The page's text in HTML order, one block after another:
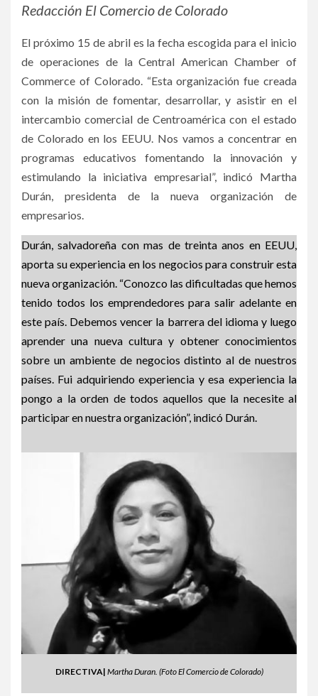
Redacción El Comercio de Colorado
El próximo 15 de abril es la fecha escogida para el inicio
de operaciones de la Central American Chamber of
Commerce of Colorado. “Esta organización fue creada
con la misión de fomentar, desarrollar, y asistir en el
intercambio comercial de Centroamérica con el estado
de Colorado en los EEUU. Nos vamos a concentrar en
programas educativos fomentando la innovación y
estimulando la iniciativa empresarial”, indicó Martha
Durán, presidenta de la nueva organización de
empresarios.
Durán, salvadoreña con mas de treinta anos en EEUU,
aporta su experiencia en los negocios para construir esta
nueva organización. “Conozco las dificultadas que hemos
tenido todos los emprendedores para salir adelante en
este país. Debemos vencer la barrera del idioma y luego
aprender una nueva cultura y obtener conocimientos
sobre un ambiente de negocios distinto al de nuestros
países. Fui adquiriendo experiencia y esa experiencia la
pongo a la orden de todos aquellos que la necesite al
participar en nuestra organización”, indicó Durán.
DIRECTIVA| Martha Duran. (Foto El Comercio de Colorado)